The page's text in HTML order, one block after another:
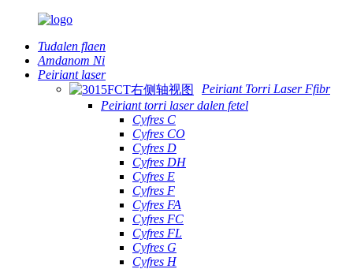
Tudalen flaen
Amdanom Ni
Peiriant laser
Peiriant Torri Laser Ffibr
Peiriant torri laser dalen fetel
Cyfres C
Cyfres CO
Cyfres D
Cyfres DH
Cyfres E
Cyfres F
Cyfres FA
Cyfres FC
Cyfres FL
Cyfres G
Cyfres H